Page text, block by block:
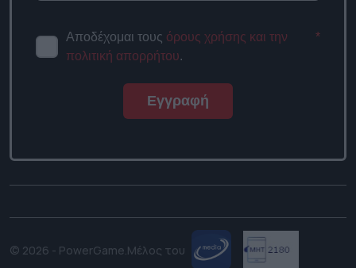
Αποδέχομαι τους όρους χρήσης και την
πολιτική απορρήτου.
*
Εγγραφή
© 2026 - PowerGame. Μέλος του